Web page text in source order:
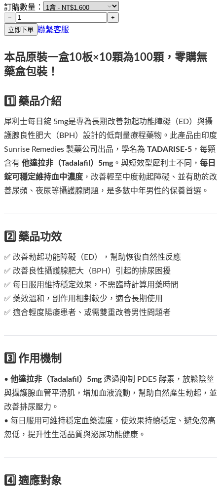
訂購數量：
−
+
立即下單 聯繫客服
本品原裝一盒10板×10顆為100顆，零購無
藥盒包裝！
1️⃣ 藥品介紹
犀利士每日錠 5mg是專為長期改善勃起功能障礙（ED）與攝
護腺良性肥大（BPH）設計的低劑量療程藥物。此產品由印度
Sunrise Remedies 製藥公司出品，學名為 TADARISE-5 ，每顆
含有 他達拉非（Tadalafil）5mg。與短效型犀利士不同， 每日
錠可穩定維持血中濃度 ，改善輕至中度勃起障礙、並有助於改
善尿頻、夜尿等攝護腺問題，是多數中年男性的保養首選。
2️⃣ 藥品功效
✅ 改善勃起功能障礙（ED），幫助恢復自然性反應
✅ 改善良性攝護腺肥大（BPH）引起的排尿困擾
✅ 每日服用維持穩定效果，不需臨時計算用藥時間
✅ 藥效溫和，副作用相對較少，適合長期使用
✅ 適合輕度陽痿患者、或需雙重改善男性問題者
3️⃣ 作用機制
• 他達拉非（Tadalafil）5mg透過抑制 PDE5 酵素，放鬆陰莖
與攝護腺血管平滑肌，增加血液流動，幫助自然產生勃起，並
改善排尿壓力。
• 每日服用可維持穩定血藥濃度，使效果持續穩定、避免忽高
忽低，提升性生活品質與泌尿功能健康。
4️⃣ 適應對象